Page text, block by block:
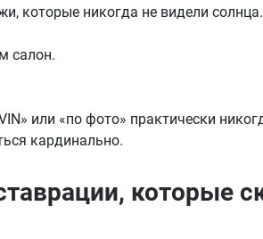
которые никогда не видели
салон.
или «по фото» практически
кардинально.
которые